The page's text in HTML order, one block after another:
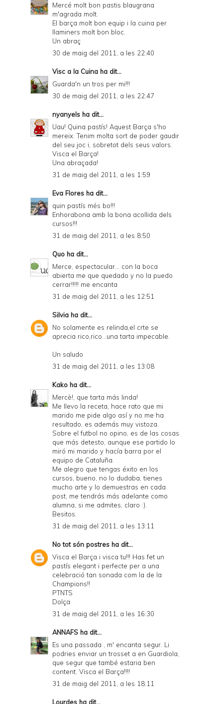
Mercé molt bon pastis blaugrana
m'agrada molt.
El barça molt bon equip i la cuina per
llaminers molt bon bloc.
Un abraç
30 de maig del 2011, a les 22:40
Visc a la Cuina ha dit...
Guarda'n un tros per mi!!!
30 de maig del 2011, a les 22:47
nyanyels ha dit...
Uau! Quina pastís! Aquest Barça s'ho
mereix. Tenim molta sort de poder gaudir
del seu joc i, sobretot dels seus valors.
Visca el Barça!
Una abraçada!
31 de maig del 2011, a les 1:59
Eva Flores ha dit...
quin pastís més bo!!!
Enhorabona amb la bona acollida dels
cursos!!!
31 de maig del 2011, a les 8:50
Quo ha dit...
Merce, espectacular... con la boca
abierta me que quedado y no la puedo
cerrar!!!!! me encanta
31 de maig del 2011, a les 12:51
Silvia ha dit...
No solamente es relinda,el crte se
aprecia rico,rico...una tarta impecable.
Un saludo
31 de maig del 2011, a les 13:08
Kako ha dit...
Mercè!, que tarta más linda!
Me llevo la receta, hace rato que mi
marido me pide algo así y no me ha
resultado, es además muy vistoza.
Sobre el futbol no opino, es de las cosas
que más detesto, aunque ese partido lo
miró mi marido y hacía barra por el
equipo de Cataluña.
Me alegro que tengas éxito en los
cursos, bueno, no lo dudaba, tienes
mucho arte y lo demuestras en cada
post, me tendrás más adelante como
alumna, si me admites, claro :).
Besitos.
31 de maig del 2011, a les 13:11
No tot són postres ha dit...
Visca el Barça i visca tu!!! Has fet un
pastís elegant i perfecte per a una
celebració tan sonada com la de la
Champions!!
PTNTS
Dolça
31 de maig del 2011, a les 16:30
ANNAFS ha dit...
Es una passada , m' encanta segur. Li
podries enviar un trosset a en Guardiola,
que segur que també estaria ben
content. Visca el Barça!!!!
31 de maig del 2011, a les 18:11
Lourdes ha dit...